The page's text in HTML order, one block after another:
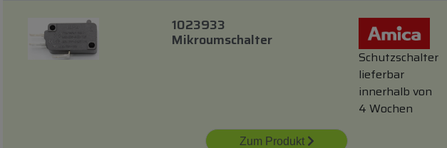
1023933
Mikroumschalter
Schutzschalter
lieferbar
innerhalb von
4 Wochen
Zum Produkt